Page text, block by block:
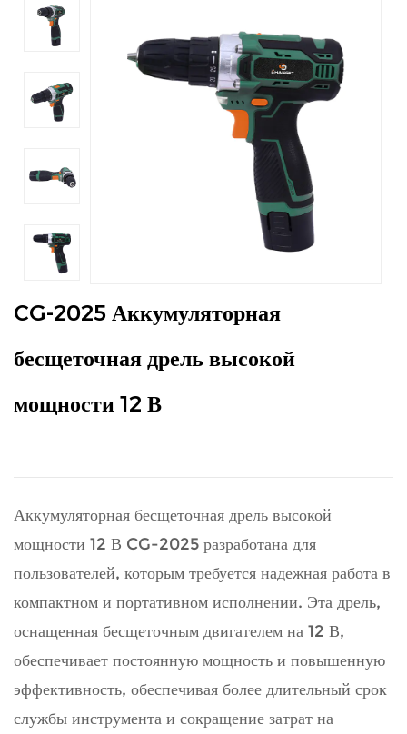
CG-2025 Аккумуляторная
бесщеточная дрель высокой
мощности 12 В
Аккумуляторная бесщеточная дрель высокой
мощности 12 В CG-2025 разработана для
пользователей, которым требуется надежная работа в
компактном и портативном исполнении. Эта дрель,
оснащенная бесщеточным двигателем на 12 В,
обеспечивает постоянную мощность и повышенную
эффективность, обеспечивая более длительный срок
службы инструмента и сокращение затрат на